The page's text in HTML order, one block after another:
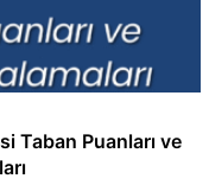
Taban Puanları ve